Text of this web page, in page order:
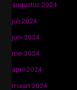
augustus 2024
juli 2024
juni 2024
mei 2024
april 2024
maart 2024